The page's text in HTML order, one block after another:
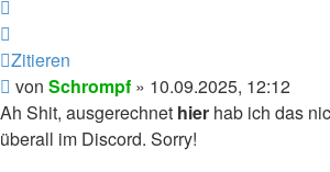
Zitieren
Beitrag
von Schrompf » 10.09.2025, 12:12
Ah Shit, ausgerechnet hier hab ich das
überall im Discord. Sorry!